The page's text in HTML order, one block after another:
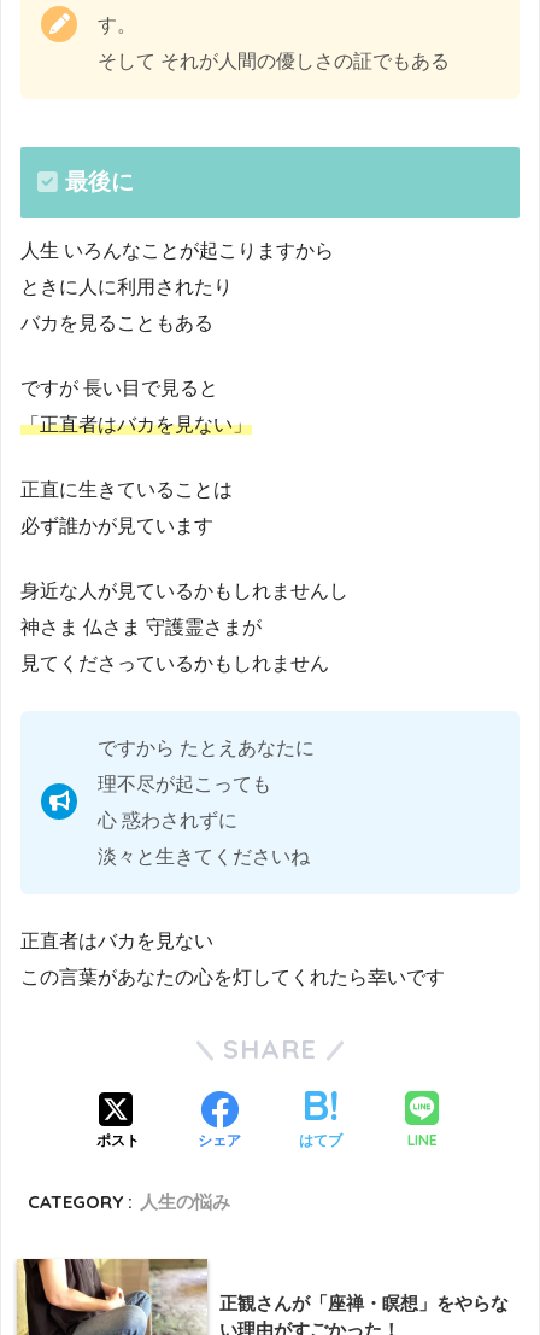
す。
そして それが人間の優しさの証でもある
最後に
人生 いろんなことが起こりますから
ときに人に利用されたり
バカを見ることもある
ですが 長い目で見ると
「正直者はバカを見ない」
正直に生きていることは
必ず誰かが見ています
身近な人が見ているかもしれませんし
神さま 仏さま 守護霊さまが
見てくださっているかもしれません
ですから たとえあなたに
理不尽が起こっても
心 惑わされずに
淡々と生きてくださいね
正直者はバカを見ない
この言葉があなたの心を灯してくれたら幸いです
SHARE
ポスト シェア はてブ LINE
CATEGORY : 人生の悩み
正観さんが「座禅・瞑想」をやらな
い理由がすごかった！